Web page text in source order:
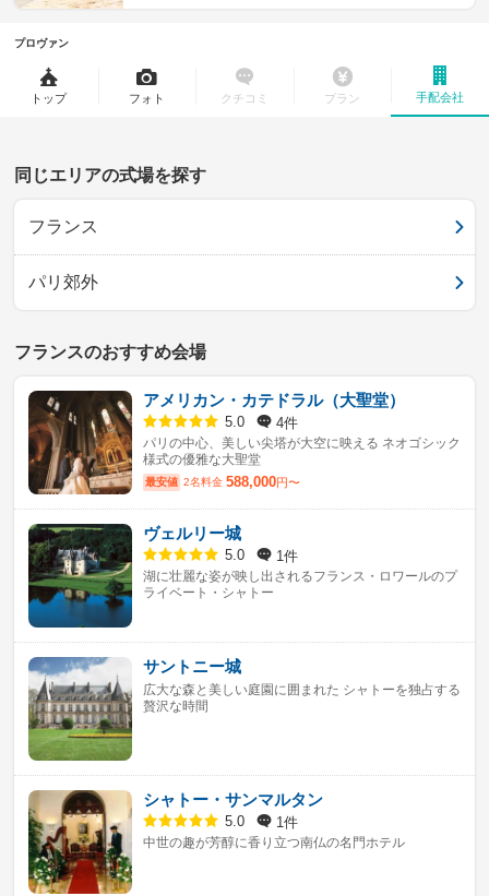
プロヴァン
トップ フォト クチコミ プラン 手配会社
同じエリアの式場を探す
フランス
パリ郊外
フランスのおすすめ会場
アメリカン・カテドラル（大聖堂）
5.0 4件
パリの中心、美しい尖塔が大空に映える ネオゴシック
様式の優雅な大聖堂
最安値 2名料金 588,000円〜
ヴェルリー城
5.0 1件
湖に壮麗な姿が映し出されるフランス・ロワールのプ
ライベート・シャトー
サントニー城
広大な森と美しい庭園に囲まれた シャトーを独占する
贅沢な時間
シャトー・サンマルタン
5.0 1件
中世の趣が芳醇に香り立つ南仏の名門ホテル